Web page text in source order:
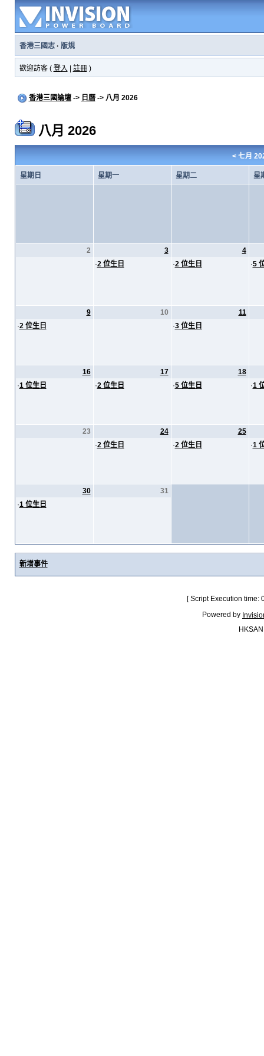
香港三國志· 版規
歡迎訪客 ( 登入 註冊)
香港三國論壇-> 日曆-> 八月 2026
八月 2026
< 七月
星期日 星期一 星期二 星
2
3
·2 位生日
4
·2 位生日 ·5
9
·2 位生日
10
11
·3 位生日
16
·1 位生日
17
·2 位生日
18
·5 位生日 ·1
23
24
·2 位生日
25
·2 位生日 ·1
30
·1 位生日
31
新增事件
[ Script Execution
Powered by